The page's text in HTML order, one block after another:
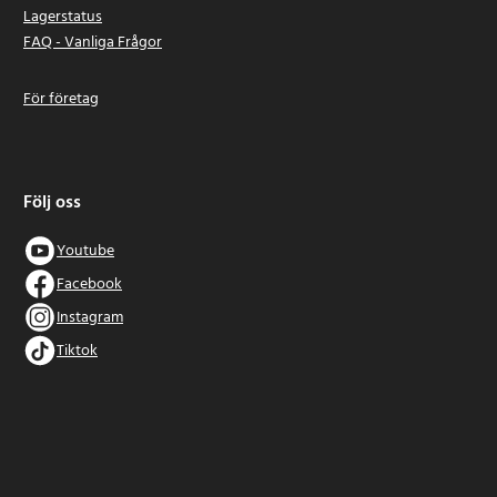
Lagerstatus
FAQ - Vanliga Frågor
För företag
Följ oss
Youtube
Facebook
Instagram
Tiktok